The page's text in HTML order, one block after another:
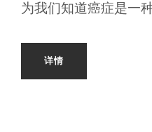
为我们知道癌症是一
详情